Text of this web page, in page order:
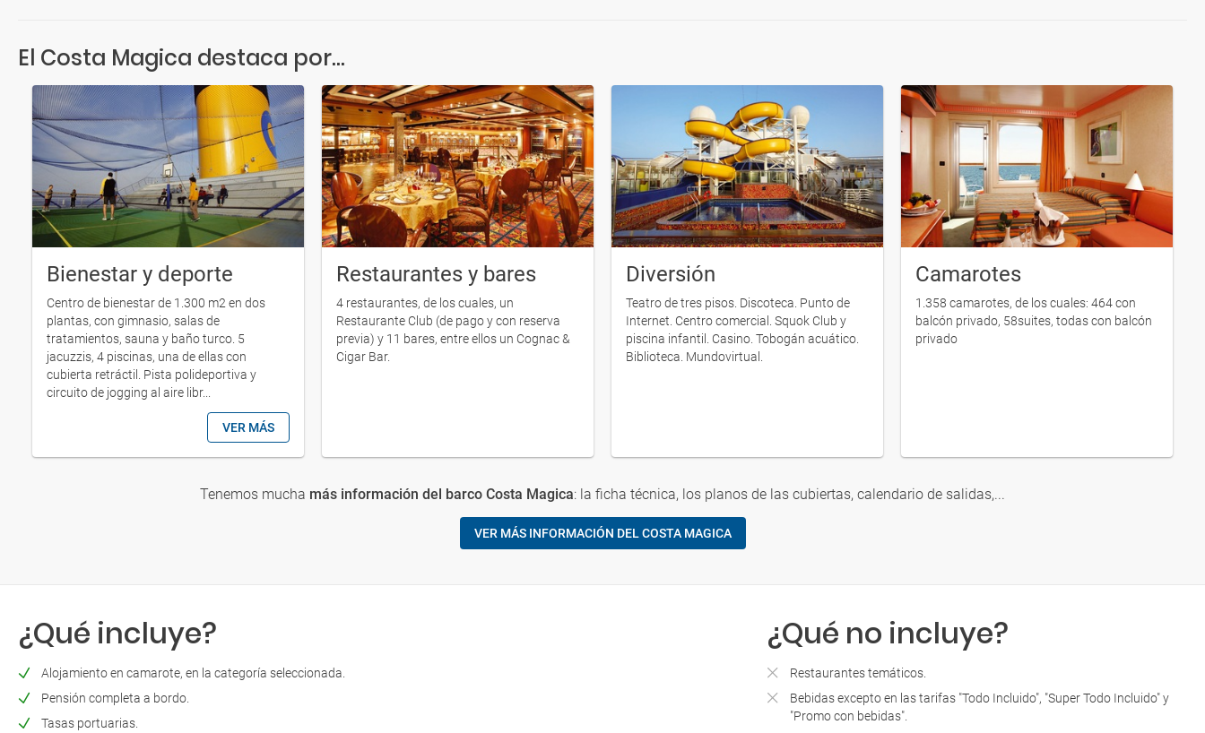
El Costa Magica destaca por...
Bienestar y deporte
Centro de bienestar de 1.300 m2 en dos
plantas, con gimnasio, salas de
tratamientos, sauna y baño turco. 5
jacuzzis, 4 piscinas, una de ellas con
cubierta retráctil. Pista polideportiva y
circuito de jogging al aire libr...
VER MÁS
Restaurantes y bares
4 restaurantes, de los cuales, un
Restaurante Club (de pago y con reserva
previa) y 11 bares, entre ellos un Cognac &
Cigar Bar.
Diversión
Teatro de tres pisos. Discoteca. Punto de
Internet. Centro comercial. Squok Club y
piscina infantil. Casino. Tobogán acuático.
Biblioteca. Mundovirtual.
Camarotes
1.358 camarotes, de los cuales: 464 con
balcón privado, 58suites, todas con balcón
privado
Tenemos mucha más información del barco Costa Magica: la ficha técnica, los planos de las cubiertas, calendario de salidas,...
VER MÁS INFORMACIÓN DEL COSTA MAGICA
¿Qué incluye?
Alojamiento en camarote, en la categoría seleccionada.
Pensión completa a bordo.
Tasas portuarias.
¿Qué no incluye?
Restaurantes temáticos.
Bebidas excepto en las tarifas "Todo Incluido", "Super Todo Incluido" y
"Promo con bebidas".